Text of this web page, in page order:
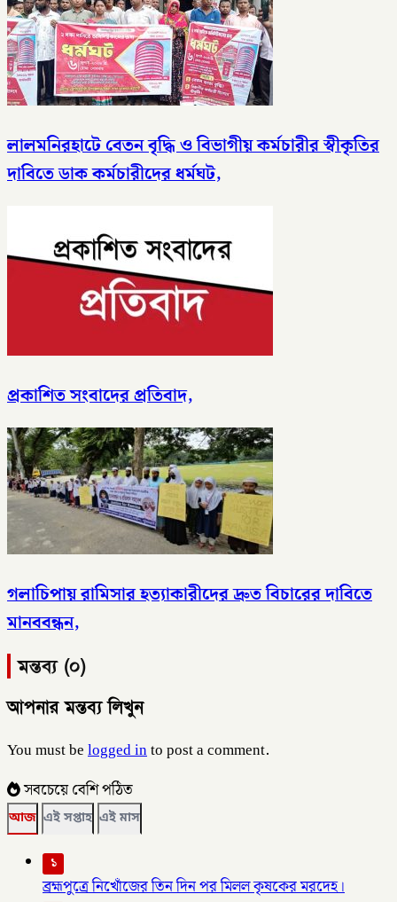
লালমনিরহাটে বেতন বৃদ্ধি ও বিভাগীয় কর্মচারীর স্বীকৃতির
দাবিতে ডাক কর্মচারীদের ধর্মঘট,
প্রকাশিত সংবাদের প্রতিবাদ,
গলাচিপায় রামিসার হত্যাকারীদের দ্রুত বিচারের দাবিতে
মানববন্ধন,
মন্তব্য (০)
আপনার মন্তব্য লিখুন
You must belogged into post a comment.
সবচেয়ে বেশি পঠিত
আজ এই সপ্তাহ এই মাস
১
ব্রহ্মপুত্রে নিখোঁজের তিন দিন পর মিলল কৃষকের মরদেহ।